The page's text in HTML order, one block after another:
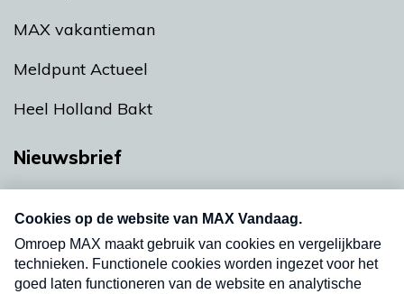
MAX vakantieman
Meldpunt Actueel
Heel Holland Bakt
Nieuwsbrief
nieuwsbrief. Elke vrijdag- en dinsdagochtend in
uw mailbox.
Verzend